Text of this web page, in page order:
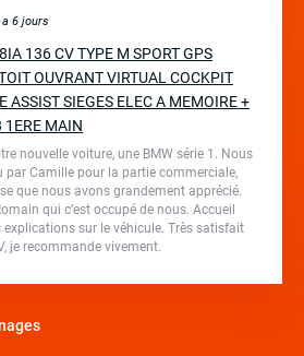
a 6 jours
136 CV TYPE M SPORT GPS
OUVRANT VIRTUAL COCKPIT
ASSIST SIEGES ELEC A MEMOIRE +
1ERE MAIN
nouvelle voiture, une BMW série 1. Nous
par Camille pour la partie commerciale,
que nous avons grandement apprécié.
qui c’est occupé de nous. Accueil
sur le véhicule. Très satisfait
je recommande vivement.